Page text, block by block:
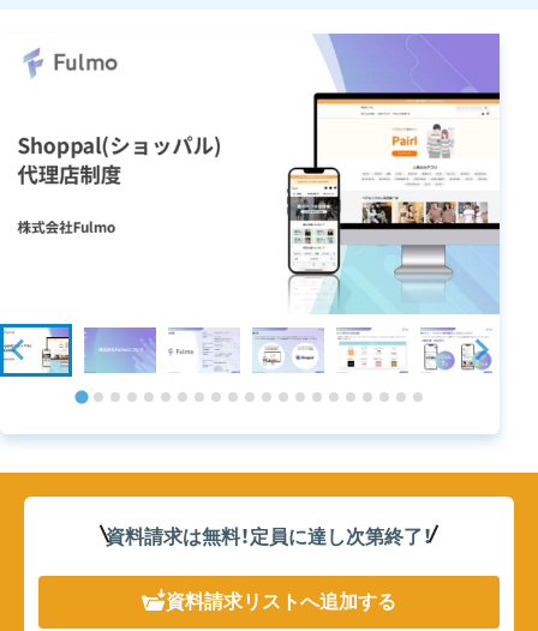
資料請求は無料！定員に達し次第終了！
資料請求リストへ追加する